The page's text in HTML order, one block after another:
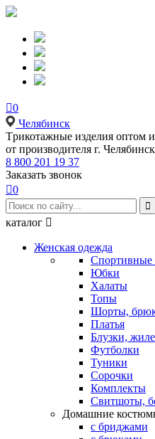
0
Челябинск
Tрикотажные изделия оптом
от производителя г. Челябинск
8 800 201 19 37
Заказать звонок
0

каталог 
Женская одежда
Юбки
Халаты
Топы
Шорты,
Платья
Блузки,
Футболки
Туники
Сорочки
Комплекты
Свитшоты,
Домашние
с бриджами